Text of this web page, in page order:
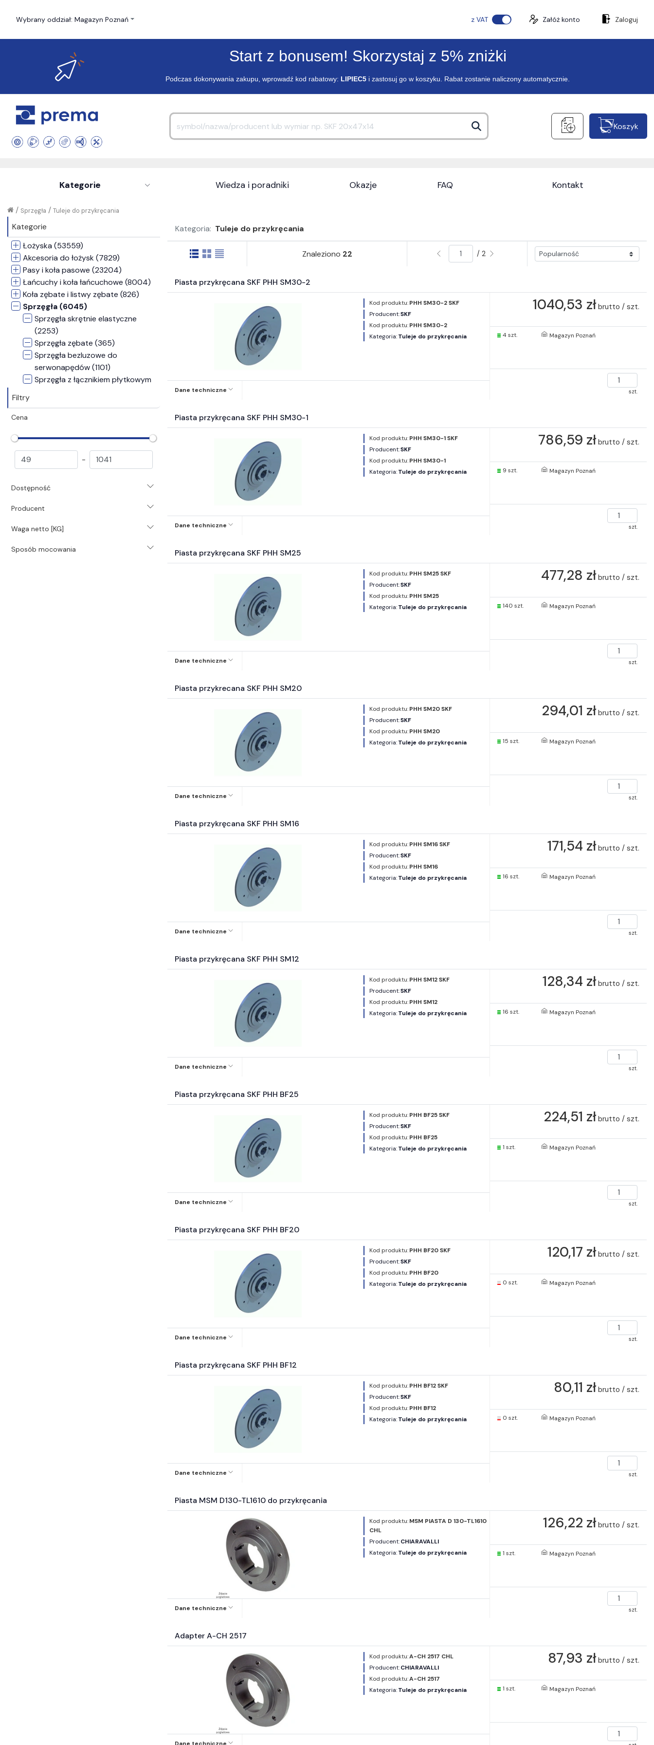
Wybrany oddział: Magazyn Poznań z VAT Załóż konto Zaloguj
Start z bonusem! Skorzystaj z 5% zniżki
Podczas dokonywania zakupu, wprowadź kod rabatowy: LIPIEC5 i zastosuj go w koszyku. Rabat zostanie naliczony automatycznie.
Koszyk
Kategorie Wiedza i poradniki Okazje FAQ Kontakt
Tuleje do przykręcania
/
Sprzęgła
/
Kategorie
Łożyska (53559)
Akcesoria do łożysk (7829)
Pasy i koła pasowe (23204)
Łańcuchy i koła łańcuchowe (8004)
Koła zębate i listwy zębate (826)
Sprzęgła (6045)
Sprzęgła skrętnie elastyczne
(2253)
Sprzęgła zębate (365)
Sprzęgła bezluzowe do
serwonapędów (1101)
Sprzęgła z łącznikiem płytkowym
Sprzęgła przeciążeniowe (195)
Przeguby cardana (224)
Tuleje rozprężno-zaciskowe (12)
Tuleje stożkowe taperlock (523)
Tuleje do przyspawania (28)
Tuleje wieloklinowe i wałki
Sprzęgła inne (970)
Filtry
Cena
-
Dostępność
Producent
Waga netto [KG]
Sposób mocowania
Kategoria: Tuleje do przykręcania
Znaleziono 22 / 2
Piasta przykręcana SKF PHH SM30-2
Kod produktu:PHH SM30-2 SKF
Producent:SKF
Kod produktu:PHH SM30-2
Kategoria:Tuleje do przykręcania
Dane techniczne
1040,53 zł brutto / szt.
4 szt. Magazyn Poznań
szt.
Piasta przykręcana SKF PHH SM30-1
Kod produktu:PHH SM30-1 SKF
Producent:SKF
Kod produktu:PHH SM30-1
Kategoria:Tuleje do przykręcania
Dane techniczne
786,59 zł brutto / szt.
9 szt. Magazyn Poznań
szt.
Piasta przykręcana SKF PHH SM25
Kod produktu:PHH SM25 SKF
Producent:SKF
Kod produktu:PHH SM25
Kategoria:Tuleje do przykręcania
Dane techniczne
477,28 zł brutto / szt.
140 szt. Magazyn Poznań
szt.
Piasta przykrecana SKF PHH SM20
Kod produktu:PHH SM20 SKF
Producent:SKF
Kod produktu:PHH SM20
Kategoria:Tuleje do przykręcania
Dane techniczne
294,01 zł brutto / szt.
15 szt. Magazyn Poznań
szt.
Piasta przykręcana SKF PHH SM16
Kod produktu:PHH SM16 SKF
Producent:SKF
Kod produktu:PHH SM16
Kategoria:Tuleje do przykręcania
Dane techniczne
171,54 zł brutto / szt.
16 szt. Magazyn Poznań
szt.
Piasta przykręcana SKF PHH SM12
Kod produktu:PHH SM12 SKF
Producent:SKF
Kod produktu:PHH SM12
Kategoria:Tuleje do przykręcania
Dane techniczne
128,34 zł brutto / szt.
16 szt. Magazyn Poznań
szt.
Piasta przykręcana SKF PHH BF25
Kod produktu:PHH BF25 SKF
Producent:SKF
Kod produktu:PHH BF25
Kategoria:Tuleje do przykręcania
Dane techniczne
224,51 zł brutto / szt.
1 szt. Magazyn Poznań
szt.
Piasta przykręcana SKF PHH BF20
Kod produktu:PHH BF20 SKF
Producent:SKF
Kod produktu:PHH BF20
Kategoria:Tuleje do przykręcania
Dane techniczne
120,17 zł brutto / szt.
0 szt. Magazyn Poznań
szt.
Piasta przykręcana SKF PHH BF12
Kod produktu:PHH BF12 SKF
Producent:SKF
Kod produktu:PHH BF12
Kategoria:Tuleje do przykręcania
Dane techniczne
80,11 zł brutto / szt.
0 szt. Magazyn Poznań
szt.
Piasta MSM D130-TL1610 do przykręcania
Kod produktu:MSM PIASTA D 130-TL1610
CHL
Producent:CHIARAVALLI
Kategoria:Tuleje do przykręcania
Dane techniczne
126,22 zł brutto / szt.
1 szt. Magazyn Poznań
szt.
Adapter A-CH 2517
Kod produktu:A-CH 2517 CHL
Producent:CHIARAVALLI
Kod produktu:A-CH 2517
Kategoria:Tuleje do przykręcania
Dane techniczne
87,93 zł brutto / szt.
1 szt. Magazyn Poznań